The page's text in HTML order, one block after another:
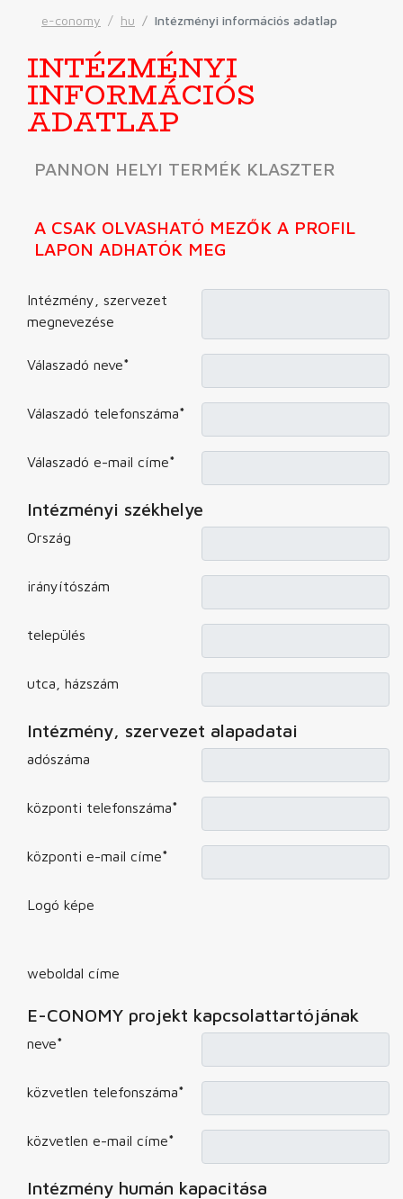
e-conomy hu Intézményi információs adatlap
INTÉZMÉNYI
INFORMÁCIÓS
ADATLAP
PANNON HELYI TERMÉK KLASZTER
A CSAK OLVASHATÓ MEZŐK A PROFIL
LAPON ADHATÓK MEG
Intézmény, szervezet
megnevezése
Válaszadó neve*
Válaszadó telefonszáma*
Válaszadó e-mail címe*
Intézményi székhelye
Ország
irányítószám
település
utca, házszám
Intézmény, szervezet alapadatai
adószáma
központi telefonszáma*
központi e-mail címe*
Logó képe
weboldal címe
E-CONOMY projekt kapcsolattartójának
neve*
közvetlen telefonszáma*
közvetlen e-mail címe*
Intézmény humán kapacitása